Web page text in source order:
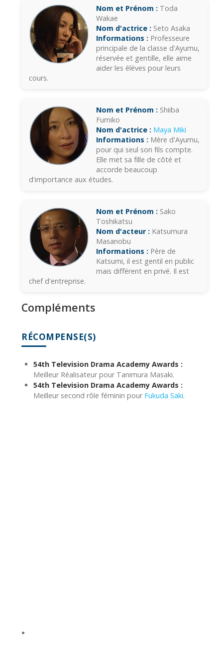
Nom et Prénom : Toda
Wakae
Nom d'actrice : Seto Asaka
Informations : Professeure
principale de la classe d'Ayumu,
réservée et gentille, elle aime
aider les élèves pour leurs
cours.
Nom et Prénom : Shiiba
Fumiko
Nom d'actrice : Maya Miki
Informations : Mère d'Ayumu,
pour qui seul son fils compte.
Elle met sa fille de côté et
accorde beaucoup
d'importance aux études.
Nom et Prénom : Sako
Toshikatsu
Nom d'acteur : Katsumura
Masanobu
Informations : Père de
Katsumi, il est gentil en public
mais différent en privé. Il est
chef d'entreprise.
Compléments
RÉCOMPENSE(S)
54th Television Drama Academy Awards :
Meilleur Réalisateur pour Tanimura Masaki.
54th Television Drama Academy Awards :
Meilleur second rôle féminin pour Fukuda Saki.